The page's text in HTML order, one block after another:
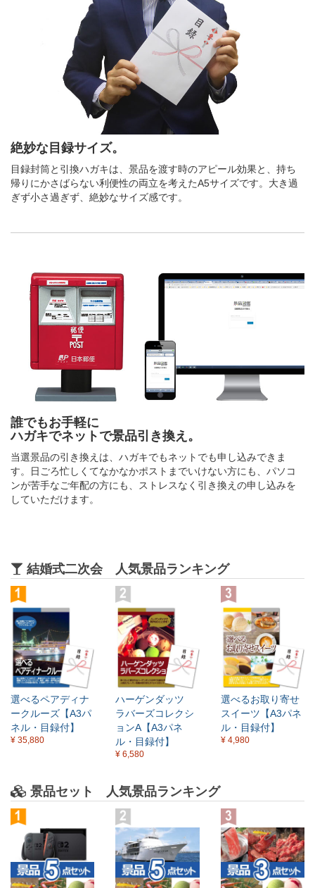
絶妙な目録サイズ。
目録封筒と引換ハガキは、景品を渡す時のアピール効果と、持ち
帰りにかさばらない利便性の両立を考えたA5サイズです。大き過
ぎず小さ過ぎず、絶妙なサイズ感です。
誰でもお手軽に
ハガキでネットで景品引き換え。
当選景品の引き換えは、ハガキでもネットでも申し込みできま
す。日ごろ忙しくてなかなかポストまでいけない方にも、パソコ
ンが苦手なご年配の方にも、ストレスなく引き換えの申し込みを
していただけます。
結婚式二次会 人気景品ランキング
選べるペアディナ
ークルーズ【A3パ
ネル・目録付】
¥ 35,880
ハーゲンダッツ
ラバーズコレクシ
ョンA【A3パネ
ル・目録付】
¥ 6,580
選べるお取り寄せ
スイーツ【A3パネ
ル・目録付】
¥ 4,980
景品セット 人気景品ランキング